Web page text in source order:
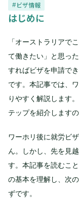
#ビザ情報
はじめに
「オーストラリアで
て働きたい」と思っ
すればビザを申請で
です。本記事では、
りやすく解説します
テップを紹介します
ワーホリ後に就労ビ
ん。しかし、先を見
す。本記事を読むこ
の基本を理解し、次
ずです。